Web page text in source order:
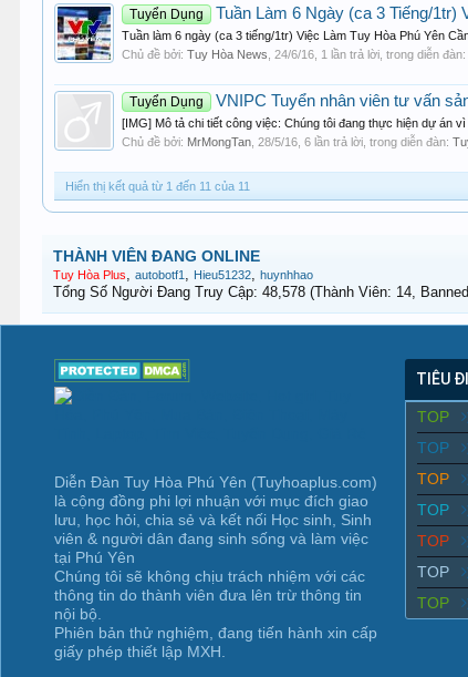
Tuyển Dụng Tuần Làm 6 Ngày (ca 3 Tiếng/1tr)
Tuần làm 6 ngày (ca 3 tiếng/1tr) Việc Làm Tuy Hòa Phú Yên
Chủ đề bởi:Tuy Hòa News ,24/6/16 , 1 lần trả lời, trong diễn
Tuyển Dụng VNIPC Tuyển nhân viên tư vấn
[IMG] Mô tả chi tiết công việc: Chúng tôi đang thực hiện dự án
Chủ đề bởi: MrMongTan ,28/5/16 , 6 lần trả lời, trong diễn đàn:
Hiển thị kết quả từ 1 đến 11 của 11
THÀNH VIÊN ĐANG ONLINE
Tuy Hòa Plus,autobotf1 , Hieu51232,huynhhao
Tổng Số Người Đang Truy Cập: 48,578 (Thành Viên: 14,
Diễn Đàn Tuy Hòa Phú Yên (Tuyhoaplus.com)
là cộng đồng phi lợi nhuận với mục đích giao
lưu, học hỏi, chia sẻ và kết nối Học sinh, Sinh
viên & người dân đang sinh sống và làm việc
tại Phú Yên
Chúng tôi sẽ không chịu trách nhiệm với các
thông tin do thành viên đưa lên trừ thông tin
nội bộ.
Phiên bản thử nghiệm, đang tiến hành xin cấp
giấy phép thiết lập MXH.
TIÊU
TOP
TOP
TOP
TOP
TOP
TOP
TOP